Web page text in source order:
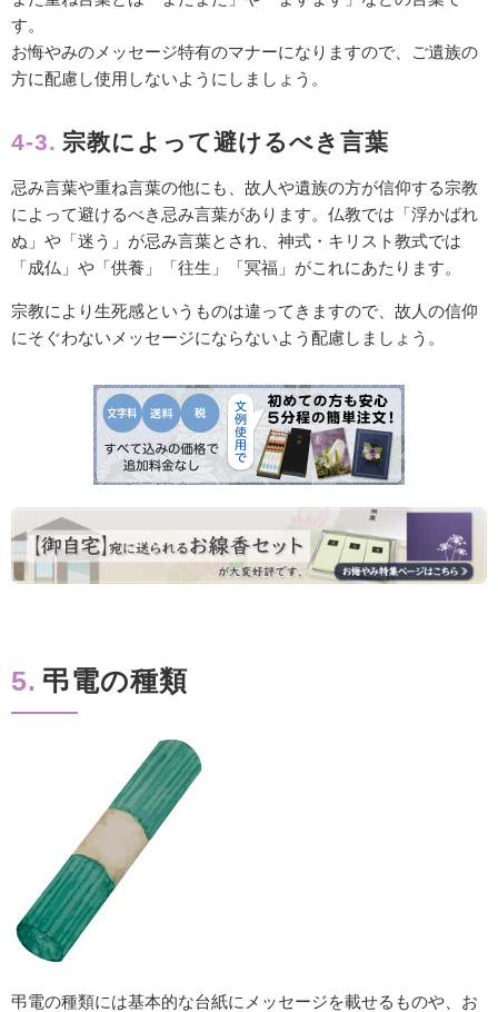
す。
お悔やみのメッセージ特有のマナーになりますので、ご遺族の
方に配慮し使用しないようにしましょう。
4-3. 宗教によって避けるべき言葉
忌み言葉や重ね言葉の他にも、故人や遺族の方が信仰する宗教
によって避けるべき忌み言葉があります。仏教では「浮かばれ
ぬ」や「迷う」が忌み言葉とされ、神式・キリスト教式では
「成仏」や「供養」「往生」「冥福」がこれにあたります。
宗教により生死感というものは違ってきますので、故人の信仰
にそぐわないメッセージにならないよう配慮しましょう。
5. 弔電の種類
弔電の種類には基本的な台紙にメッセージを載せるものや、お